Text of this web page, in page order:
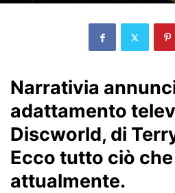
Narrativia
adattamento
Discworld, di
Ecco tutto ciò
attualmente.